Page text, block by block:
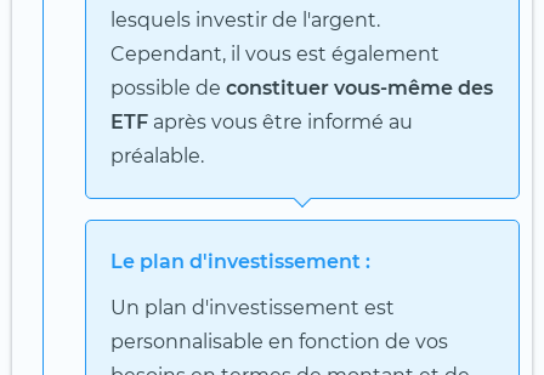
lesquels investir de l'argent.
Cependant, il vous est également
possible de constituer vous-même des
ETF après vous être informé au
préalable.
Le plan d'investissement :
Un plan d'investissement est
personnalisable en fonction de vos